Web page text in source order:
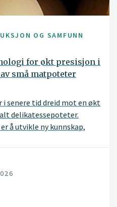
OG SAMFUNN
for økt presisjon i
små matpoteter
senere tid dreid mot en økt
delikatessepoteter.
å utvikle ny kunnskap,
Formålet er at markedet for
skal kunne dekkes av
kvalitet. For at
må antall knoller per
rett størrelse og være mest